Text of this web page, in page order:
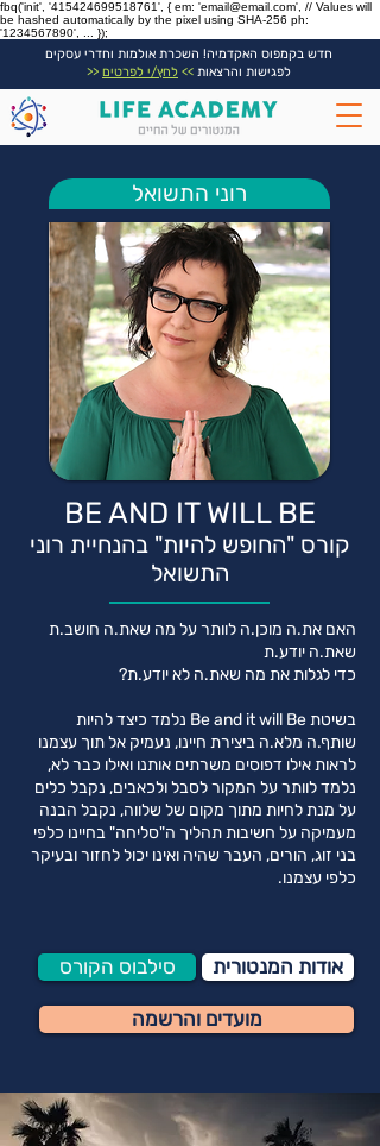
fbq('init', '415424699518761', { em: 'email@email.com', // Values will
be hashed automatically by the pixel using SHA-256 ph:
'1234567890', ... });
חדש בקמפוס האקדמיה! השכרת אולמות וחדרי עסקים
לפגישות והרצאות >> לחץ/י לפרטים <<
רוני התשואל
BE AND IT WILL BE
קורס "החופש להיות" בהנחיית רוני
התשואל
האם את.ה מוכן.ה לוותר על מה שאת.ה חושב.ת
שאת.ה יודע.ת
כדי לגלות את מה שאת.ה לא יודע.ת?
בשיטת Be and it will Be נלמד כיצד להיות
שותף.ה מלא.ה ביצירת חיינו, נעמיק אל תוך עצמנו
לראות אילו דפוסים משרתים אותנו ואילו כבר לא,
נלמד לוותר על המקור לסבל ולכאבים, נקבל כלים
על מנת לחיות מתוך מקום של שלווה, נקבל הבנה
מעמיקה על חשיבות תהליך ה"סליחה" בחיינו כלפי
בני זוג, הורים, העבר שהיה ואינו יכול לחזור ובעיקר
כלפי עצמנו.
סילבוס הקורס אודות המנטורית
מועדים והרשמה